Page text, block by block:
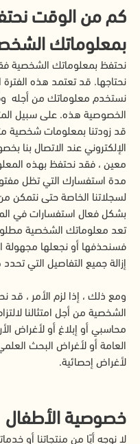
كم من الوقت
بمعلوماتك
نحتفظ بمعلوماتك الشخصية
نحتاجها. قد تعتمد هذه الفترة
نستخدم معلوماتك من أجله
الخصوصية هذه. على سبيل
قد زودتنا بمعلومات شخصية
الإلكتروني عند الاتصال بنا
معين ، فقد نحتفظ بهذه
مدة استفسارك التي تظل
لسجلاتنا الخاصة حتى نتمكن
بشكل فعال استفسارات في
تعد معلوماتك الشخصية
فسنحذفها أو نجعلها مجهولة
إزالة جميع التفاصيل التي
ومع ذلك ، إذا لزم الأمر ، قد
الشخصية من أجل امتثالنا
محاسبي أو إبلاغ أو لأغراض
العامة أو لأغراض البحث
لأغراض إحصائية.
خصوصية الأطفال
لا نوجه أيًا من منتجاتنا أو